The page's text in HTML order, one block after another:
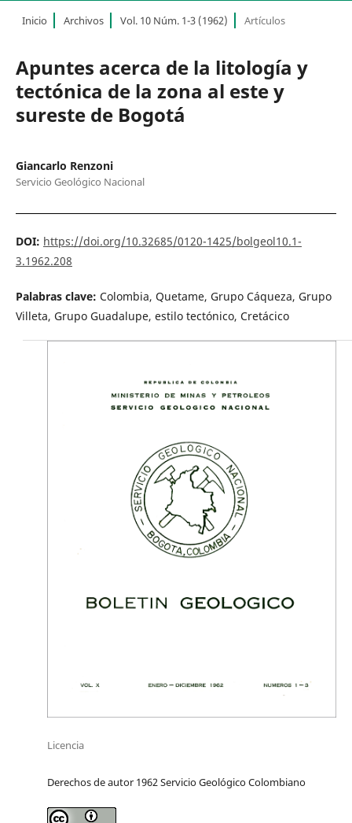
Inicio Archivos Vol. 10 Núm. 1-3 (1962) Artículos
Apuntes acerca de la litología y
tectónica de la zona al este y
sureste de Bogotá
Giancarlo Renzoni
Servicio Geológico Nacional
DOI: https://doi.org/10.32685/0120-1425/bolgeol10.1-
3.1962.208
Palabras clave: Colombia, Quetame, Grupo Cáqueza, Grupo
Villeta, Grupo Guadalupe, estilo tectónico, Cretácico
Licencia
Derechos de autor 1962 Servicio Geológico Colombiano